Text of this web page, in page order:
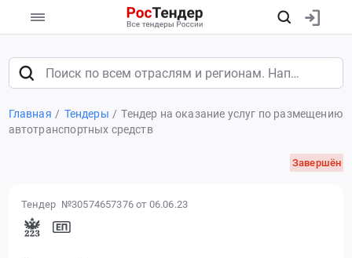
Главная Тендеры
Тендер на оказание услуг по размещению
автотранспортных средств
Завершён
Тендер №30574657376 от 06.06.23